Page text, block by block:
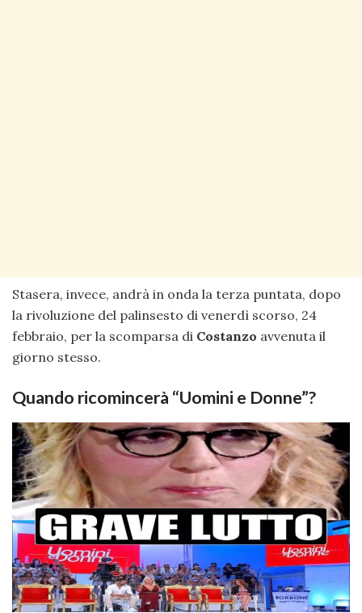
Stasera, invece, andrà in onda la terza puntata, dopo
la rivoluzione del palinsesto di venerdì scorso, 24
febbraio, per la scomparsa di Costanzo avvenuta il
giorno stesso.
Quando ricomincerà “Uomini e Donne”?